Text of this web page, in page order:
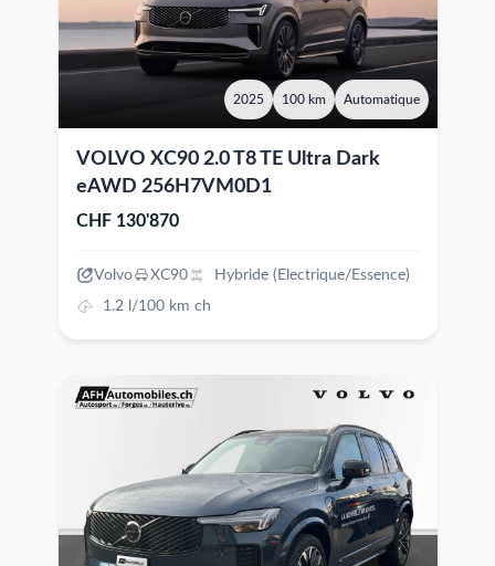
2025 100 km Automatique
VOLVO XC90 2.0 T8 TE Ultra Dark
eAWD 256H7VM0D1
CHF 130'870
Volvo XC90
Hybride (Electrique/Essence)
1.2 l/100 km ch